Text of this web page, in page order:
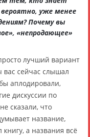
уже менее
Почему вы
«непродающее»
лучший вариант
вас сейчас слышал
аплодировали,
дискуссии по
сказали, что
название,
а названия всё